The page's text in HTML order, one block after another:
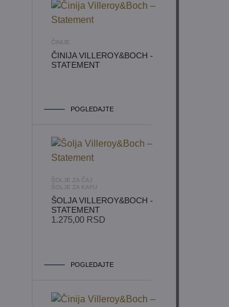
ČINIJE
ČINIJA VILLEROY&BOCH -
STATEMENT
POGLEDAJTE
ŠOLJE ZA ČAJ
ŠOLJE ZA KAFU
ŠOLJA VILLEROY&BOCH -
STATEMENT
1.275,00 RSD
POGLEDAJTE